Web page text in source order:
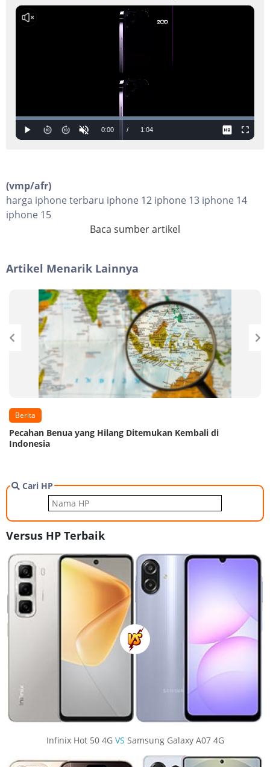
(vmp/afr)
harga iphone terbaru iphone 12 iphone 13 iphone 14
iphone 15
Baca sumber artikel
Artikel Menarik Lainnya
Berita
Pecahan Benua yang Hilang Ditemukan Kembali di
Indonesia
Cari HP
Versus HP Terbaik
Infinix Hot 50 4G VS Samsung Galaxy A07 4G